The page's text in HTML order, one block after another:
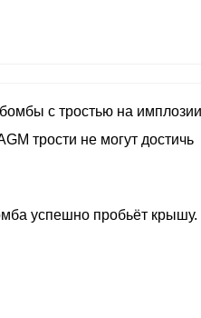
с тростью на
трости не могут достичь
успешно пробьёт крышу.